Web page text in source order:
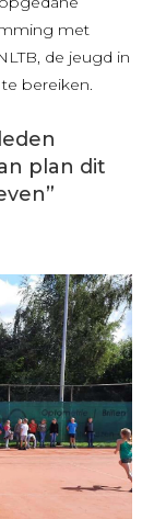
met
de jeugd in
bereiken.
plan dit